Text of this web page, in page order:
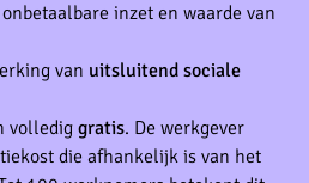
inzet en waarde van
van uitsluitend sociale
volledig gratis. De werkgever
die afhankelijk is van het